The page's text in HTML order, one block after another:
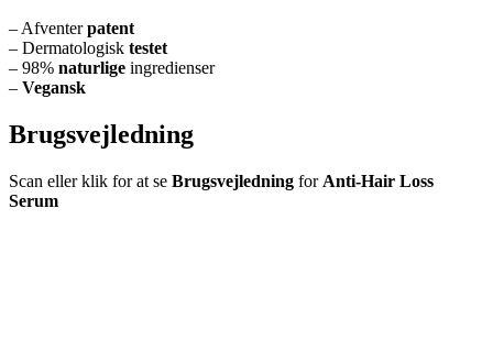
– Afventerpatent
– Dermatologisk testet
– 98% naturlige ingredienser
– Vegansk
Brugsvejledning
Scan eller klik for at se Brugsvejledning for Anti-Hair Loss
Serum